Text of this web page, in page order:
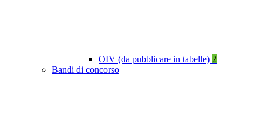
OIV (da pubblicare in tabelle) 2
Bandi di concorso